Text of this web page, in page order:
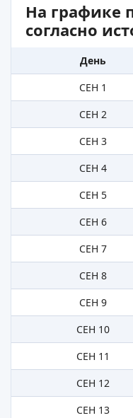
На графике
согласно
День
СЕН 1
СЕН 2
СЕН 3
СЕН 4
СЕН 5
СЕН 6
СЕН 7
СЕН 8
СЕН 9
СЕН 10
СЕН 11
СЕН 12
СЕН 13